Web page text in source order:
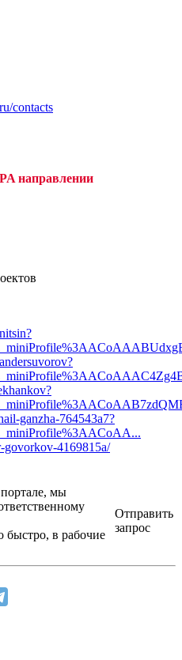
contacts
направлении
ganzha-764543a7?
4169815a/
мы
быстро, в рабочие
Отправить
запрос